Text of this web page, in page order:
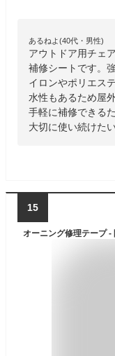
あるねよ(40代・男性)
アウトドア用チェ
補修シートです。
イロンやポリエス
水性もあるため屋
手軽に補修できる
大切に使い続けた
15